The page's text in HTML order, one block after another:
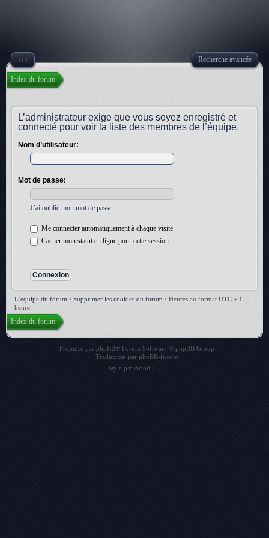
↓↓↓ Recherche avancée
Index du forum
L’administrateur exige que vous soyez enregistré et
connecté pour voir la liste des membres de l’équipe.
Nom d’utilisateur:
Mot de passe:
J’ai oublié mon mot de passe
Me connecter automatiquement à chaque visite
Cacher mon statut en ligne pour cette session
L’équipe du forum • Supprimer les cookies du forum • Heures au format UTC + 1
heure
Index du forum
Propulsé par phpBB® Forum Software © phpBB Group
Traduction par phpBB-fr.com
Style par Artodia